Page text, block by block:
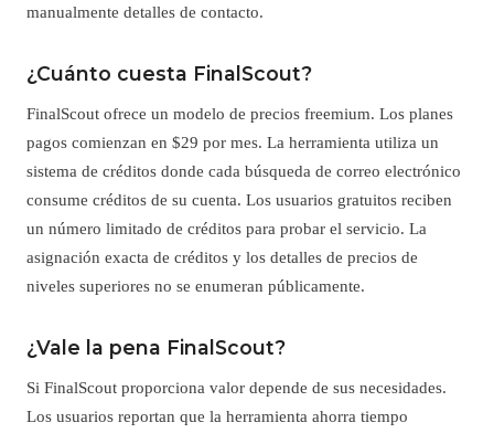
manualmente detalles de contacto.
¿Cuánto cuesta FinalScout?
FinalScout ofrece un modelo de precios freemium. Los planes
pagos comienzan en $29 por mes. La herramienta utiliza un
sistema de créditos donde cada búsqueda de correo electrónico
consume créditos de su cuenta. Los usuarios gratuitos reciben
un número limitado de créditos para probar el servicio. La
asignación exacta de créditos y los detalles de precios de
niveles superiores no se enumeran públicamente.
¿Vale la pena FinalScout?
Si FinalScout proporciona valor depende de sus necesidades.
Los usuarios reportan que la herramienta ahorra tiempo